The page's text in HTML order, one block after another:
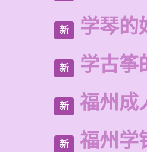
新 学琴的
新 学古筝
新 福州成
新 福州学